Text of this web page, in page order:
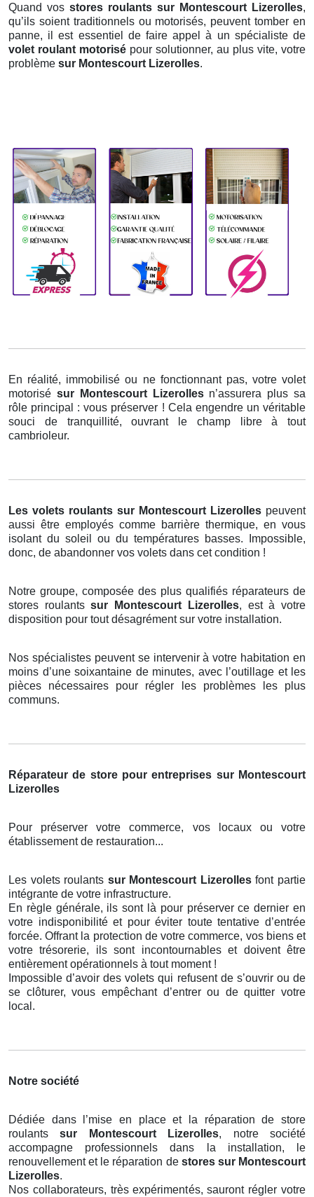
Quand vos stores roulants sur Montescourt Lizerolles,
qu’ils soient traditionnels ou motorisés, peuvent tomber en
panne, il est essentiel de faire appel à un spécialiste de
volet roulant motorisé pour solutionner, au plus vite, votre
problème sur Montescourt Lizerolles.
En réalité, immobilisé ou ne fonctionnant pas, votre volet
motorisé sur Montescourt Lizerolles n’assurera plus sa
rôle principal : vous préserver ! Cela engendre un véritable
souci de tranquillité, ouvrant le champ libre à tout
cambrioleur.
Les volets roulants sur Montescourt Lizerolles peuvent
aussi être employés comme barrière thermique, en vous
isolant du soleil ou du températures basses. Impossible,
donc, de abandonner vos volets dans cet condition !
Notre groupe, composée des plus qualifiés réparateurs de
stores roulantssur Montescourt Lizerolles, est à votre
disposition pour tout désagrément sur votre installation.
Nos spécialistes peuvent se intervenir à votre habitation en
moins d’une soixantaine de minutes, avec l’outillage et les
pièces nécessaires pour régler les problèmes les plus
communs.
Réparateur de store pour entreprises sur Montescourt
Lizerolles
Pour préserver votre commerce, vos locaux ou votre
établissement de restauration...
Les volets roulants sur Montescourt Lizerollesfont partie
intégrante de votre infrastructure.
En règle générale, ils sont là pour préserver ce dernier en
votre indisponibilité et pour éviter toute tentative d’entrée
forcée. Offrant la protection de votre commerce, vos biens et
votre trésorerie, ils sont incontournables et doivent être
entièrement opérationnels à tout moment !
Impossible d’avoir des volets qui refusent de s’ouvrir ou de
se clôturer, vous empêchant d’entrer ou de quitter votre
local.
Notre société
Dédiée dans l’mise en place et la réparation de store
roulantssur Montescourt Lizerolles, notre société
accompagne professionnels dans la installation, le
renouvellement et le réparation de stores sur Montescourt
Lizerolles.
Nos collaborateurs, très expérimentés, sauront régler votre